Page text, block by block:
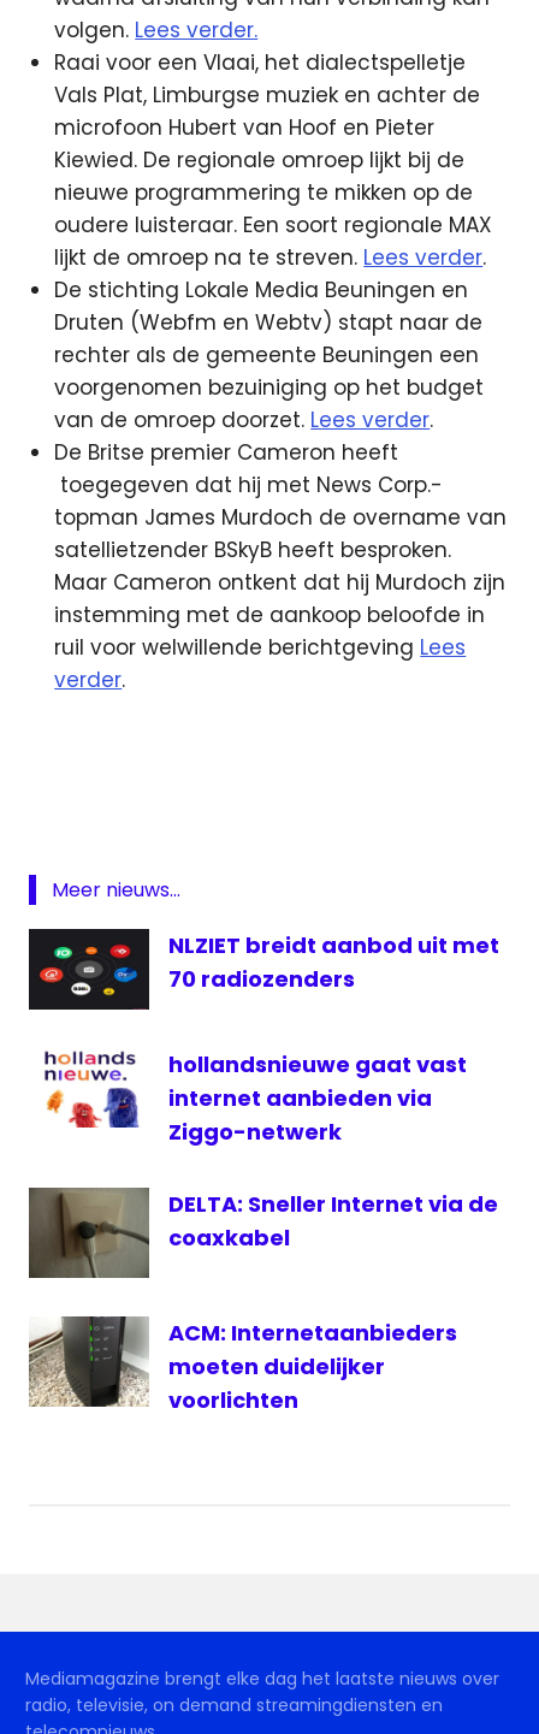
volgen. Lees verder.
Raai voor een Vlaai, het dialectspelletje
Vals Plat, Limburgse muziek en achter de
microfoon Hubert van Hoof en Pieter
Kiewied. De regionale omroep lijkt bij de
nieuwe programmering te mikken op de
oudere luisteraar. Een soort regionale MAX
lijkt de omroep na te streven. Lees verder.
De stichting Lokale Media Beuningen en
Druten (Webfm en Webtv) stapt naar de
rechter als de gemeente Beuningen een
voorgenomen bezuiniging op het budget
van de omroep doorzet. Lees verder.
De Britse premier Cameron heeft
toegegeven dat hij met News Corp.-
topman James Murdoch de overname van
satellietzender BSkyB heeft besproken.
Maar Cameron ontkent dat hij Murdoch zijn
instemming met de aankoop beloofde in
ruil voor welwillende berichtgeving Lees
verder.
Web
FM
Meer nieuws...
NLZIET breidt aanbod uit met
70 radiozenders
hollandsnieuwe gaat vast
internet aanbieden via
Ziggo-netwerk
DELTA: Sneller Internet via de
coaxkabel
ACM: Internetaanbieders
moeten duidelijker
voorlichten
Mediamagazine brengt elke dag het laatste nieuws over
radio, televisie, on demand streamingdiensten en